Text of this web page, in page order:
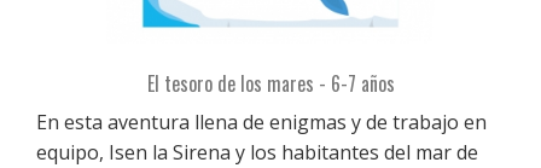
El tesoro de los mares - 6-7 años
En esta aventura llena de enigmas y de trabajo en
equipo, Isen la Sirena y los habitantes del mar de